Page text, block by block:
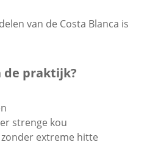
van de Costa Blanca is
praktijk?
strenge kou
extreme hitte